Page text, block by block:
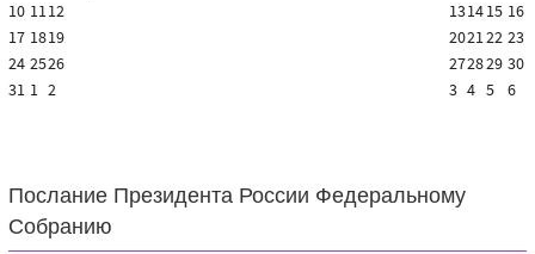
10 1112 131415 16
17 1819 202122 23
24 2526 272829 30
31 1 2 3 4 5 6
Послание Президента России Федеральному
Собранию